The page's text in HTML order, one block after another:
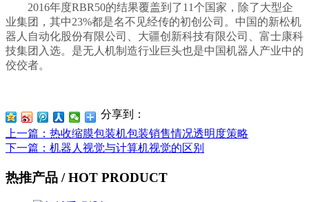
2016年度RBR50的结果覆盖到了11个国家，除了大型企
业集团，其中23%都是名不见经传的初创公司。中国的新松机
器人自动化股份有限公司、大疆创新科技有限公司、富士康科
技集团入选。是无人机制造行业巨头也是中国机器人产业中的
佼佼者。
分享到：
上一篇 ：热收缩膜包装机包装销售情况透明度策略
下一篇 ：机器人视觉与计算机视觉的区别
热推产品 / HOT PRODUCT